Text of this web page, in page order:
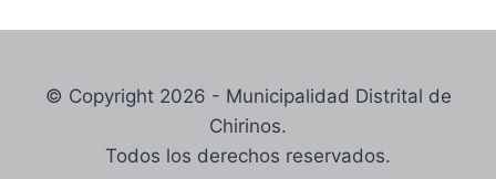
© Copyright 2026 - Municipalidad Distrital de
Chirinos.
Todos los derechos reservados.